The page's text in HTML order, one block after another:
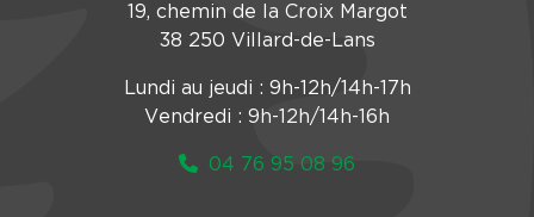
19, chemin de la Croix Margot
38 250 Villard-de-Lans
Lundi au jeudi : 9h-12h/14h-17h
Vendredi : 9h-12h/14h-16h
04 76 95 08 96